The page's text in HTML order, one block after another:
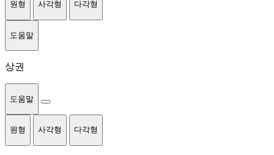
원형 사각형 다각형
도움말
상권
도움말
원형 사각형 다각형